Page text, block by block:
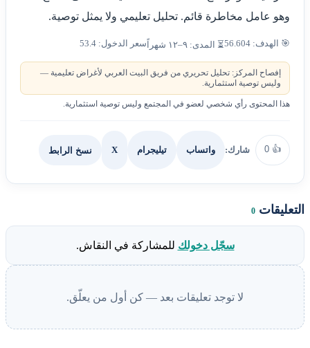
وهو عامل مخاطرة قائم. تحليل تعليمي ولا يمثل توصية.
🎯 الهدف: 56.604 ⏳ المدى: ٩–١٢ شهراً سعر الدخول: 53.4
إفصاح المركز: تحليل تحريري من فريق البيت العربي لأغراض تعليمية —
وليس توصية استثمارية.
هذا المحتوى رأي شخصي لعضو في المجتمع وليس توصية استثمارية.
👍
0 شارك: واتساب تيليجرام X نسخ الرابط
التعليقات 0
سجّل دخولك للمشاركة في النقاش.
لا توجد تعليقات بعد — كن أول من يعلّق.